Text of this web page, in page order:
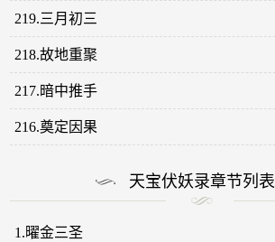
219.三月初三
218.故地重聚
217.暗中推手
216.奠定因果
天宝伏妖录章节列表
1.曜金三圣